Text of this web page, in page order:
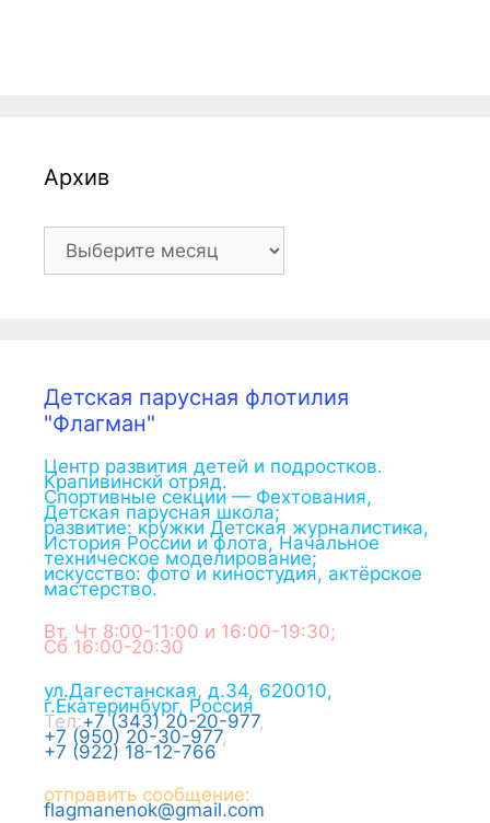
Архив
Архив
Детская парусная флотилия
"Флагман"
Центр развития детей и подростков.
Крапивинскй отряд.
Спортивные секции — Фехтования,
Детская парусная школа;
развитие: кружки Детская журналистика,
История России и флота, Начальное
техническое моделирование;
искусство: фото и киностудия, актёрское
мастерство.
Вт, Чт 8:00-11:00 и 16:00-19:30;
Сб 16:00-20:30
ул.Дагестанская, д.34, 620010,
г.Екатеринбург, Россия
Тел:+7 (343) 20-20-977,
+7 (950) 20-30-977,
+7 (922) 18-12-766
отправить сообщение:
flagmanenok@gmail.com